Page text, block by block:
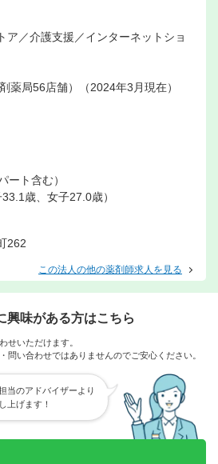
ア／介護支援／インターネットショ
薬局56店舗）（2024年3月現在）
ート含む）
歳、女子27.0歳）
262
この法人の他の薬剤師求人を見る
興味がある方はこちら
せいただけます。
問い合わせではありませんのでご安心ください。
当のアドバイザーより
上げます！